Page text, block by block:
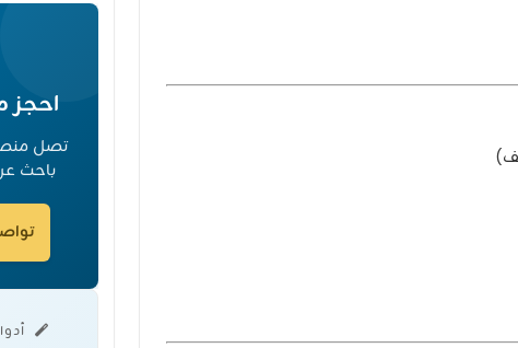
احجز
تصل
باحث